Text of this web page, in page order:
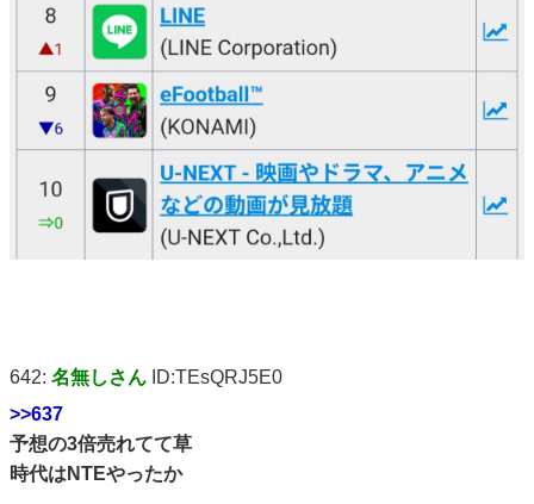
642: 名無しさん ID:TEsQRJ5E0
>>637
予想の3倍売れてて草
時代はNTEやったか